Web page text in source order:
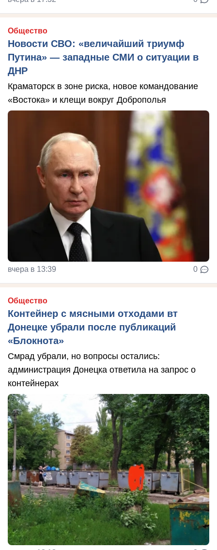
Общество
Новости СВО: «величайший триумф
Путина» — западные СМИ о ситуации в
ДНР
Краматорск в зоне риска, новое командование
«Востока» и клещи вокруг Доброполья
вчера в 13:39 0
Общество
Контейнер с мясными отходами вт
Донецке убрали после публикаций
«Блокнота»
Смрад убрали, но вопросы остались:
администрация Донецка ответила на запрос о
контейнерах